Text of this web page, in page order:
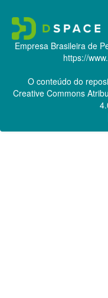
Empresa Brasileira de
https://
O conteúdo do
Creative Commons